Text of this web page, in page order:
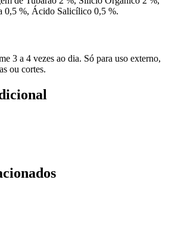
0,5 %, Ácido Salicílico 0,5 %.
3 a 4 vezes ao dia. Só para uso externo,
ou cortes.